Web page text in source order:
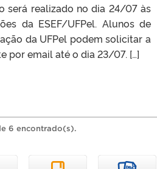
será realizado no dia 24/07 às
da ESEF/UFPel. Alunos de
da UFPel podem solicitar a
por email até o dia 23/07. […]
6 encontrado(s).